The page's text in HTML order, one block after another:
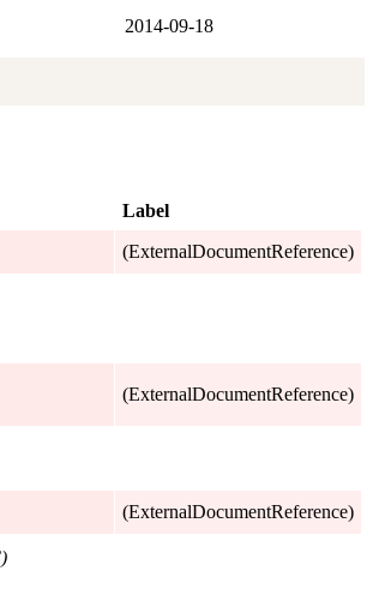
2014‑09‑18
Label
(ExternalDocumentReference)
(ExternalDocumentReference)
(ExternalDocumentReference)